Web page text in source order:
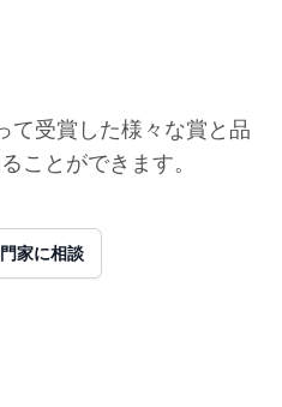
て受賞した様々な賞と品
ことができます。
家に相談